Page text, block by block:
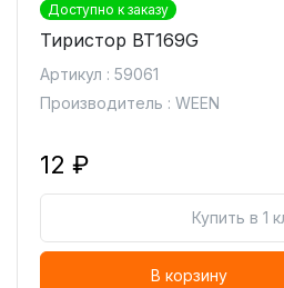
Доступно к заказу
Тиристор BT169G
Артикул : 59061
Производитель : WEEN
12 ₽
Купить в 1
В корзину